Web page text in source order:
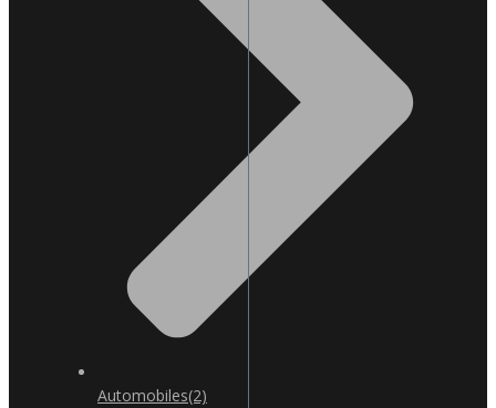
Automobiles(2)